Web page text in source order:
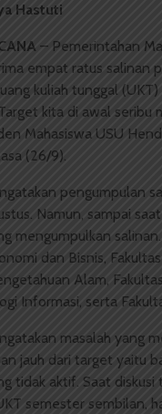
Hastuti
– Pemerintahan
empat ratus salinan
kuliah tunggal
kita di awal seribu
Mahasiswa USU
(26/9).
pengumpulan
Namun, sampai
mengumpulkan
dan Bisnis,
Alam,
Informasi, serta
masalah yang
jauh dari target yaitu
tidak aktif. Saat diskusi
semester sembilan,